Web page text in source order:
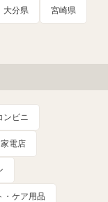
大分県 宮崎県
ンビニ
家電店
・ケア用品